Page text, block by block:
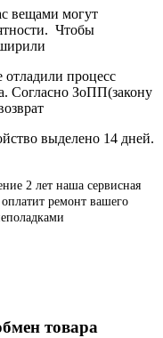
вещами могут
Чтобы
отладили процесс
Согласно ЗоПП(закону
выделено 14 дней.
2 лет наша сервисная
ремонт вашего
товара